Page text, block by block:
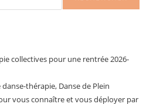
collectives pour une rentrée 2026-
thérapie, Danse de Plein
vous connaître et vous déployer par